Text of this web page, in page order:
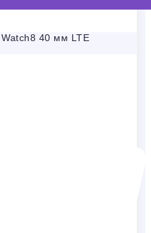
40 мм LTE